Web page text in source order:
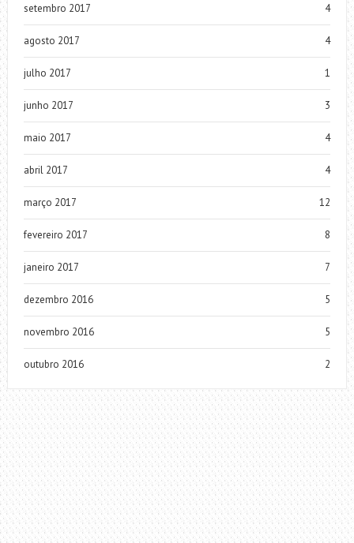
setembro 2017 4
agosto 2017 4
julho 2017 1
junho 2017 3
maio 2017 4
abril 2017 4
março 2017 12
fevereiro 2017 8
janeiro 2017 7
dezembro 2016 5
novembro 2016 5
outubro 2016 2